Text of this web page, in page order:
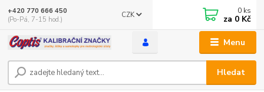
Menu
CZK
Hledat
+420 770 666 450
(Po-Pá, 7-15 hod.)
0 ks
za 0 Kč